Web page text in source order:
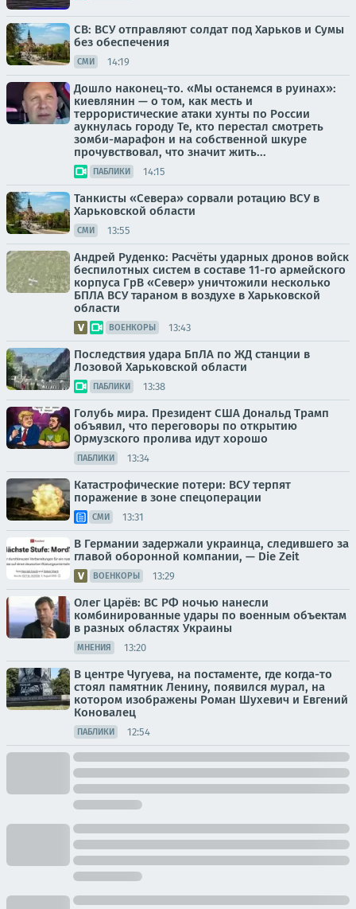
СВ: ВСУ отправляют солдат под Харьков и Сумы
без обеспечения
СМИ 14:19
Дошло наконец-то. «Мы останемся в руинах»:
киевлянин — о том, как месть и
террористические атаки хунты по России
аукнулась городу Те, кто перестал смотреть
зомби-марафон и на собственной шкуре
прочувствовал, что значит жить...
ПАБЛИКИ 14:15
Танкисты «Севера» сорвали ротацию ВСУ в
Харьковской области
СМИ 13:55
Андрей Руденко: Расчёты ударных дронов войск
беспилотных систем в составе 11-го армейского
корпуса ГрВ «Север» уничтожили несколько
БПЛА ВСУ тараном в воздухе в Харьковской
области
ВОЕНКОРЫ 13:43
Последствия удара БпЛА по ЖД станции в
Лозовой Харьковской области
ПАБЛИКИ 13:38
Голубь мира. Президент США Дональд Трамп
объявил, что переговоры по открытию
Ормузского пролива идут хорошо
ПАБЛИКИ 13:34
Катастрофические потери: ВСУ терпят
поражение в зоне спецоперации
СМИ 13:31
В Германии задержали украинца, следившего за
главой оборонной компании, — Die Zeit
ВОЕНКОРЫ 13:29
Олег Царёв: ВС РФ ночью нанесли
комбинированные удары по военным объектам
в разных областях Украины
МНЕНИЯ 13:20
В центре Чугуева, на постаменте, где когда-то
стоял памятник Ленину, появился мурал, на
котором изображены Роман Шухевич и Евгений
Коновалец
ПАБЛИКИ 12:54